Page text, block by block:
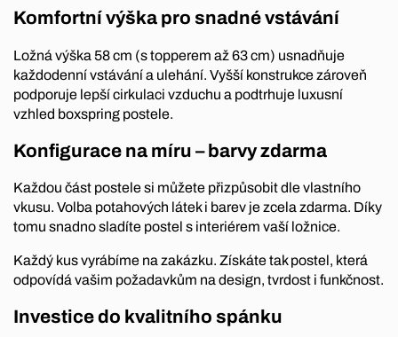
Komfortní výška pro snadné vstávání
Ložná výška 58 cm (s topperem až 63 cm) usnadňuje
každodenní vstávání a ulehání. Vyšší konstrukce zároveň
podporuje lepší cirkulaci vzduchu a podtrhuje luxusní
vzhled boxspring postele.
Konfigurace na míru – barvy zdarma
Každou část postele si můžete přizpůsobit dle vlastního
vkusu. Volba potahových látek i barev je zcela zdarma. Díky
tomu snadno sladíte postel s interiérem vaší ložnice.
Každý kus vyrábíme na zakázku. Získáte tak postel, která
odpovídá vašim požadavkům na design, tvrdost i funkčnost.
Investice do kvalitního spánku